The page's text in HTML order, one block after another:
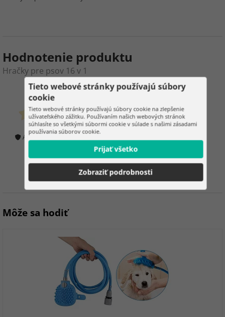
Hodnotenie produktu
Hračky pre psov 16 v 1
0
0 hodnotenie
Ako overujeme hodnotenie?
4
zákazníkov už kúpilo
100%
zákazníkov doporučuje
Môže sa hodiť
Tieto webové stránky používajú súbory
cookie
Tieto webové stránky používajú súbory cookie na zlepšenie
užívateľského zážitku. Používaním našich webových stránok
súhlasíte so všetkými súbormi cookie v súlade s našimi zásadami
používania súborov cookie.
Prijať všetko
Zobraziť podrobnosti